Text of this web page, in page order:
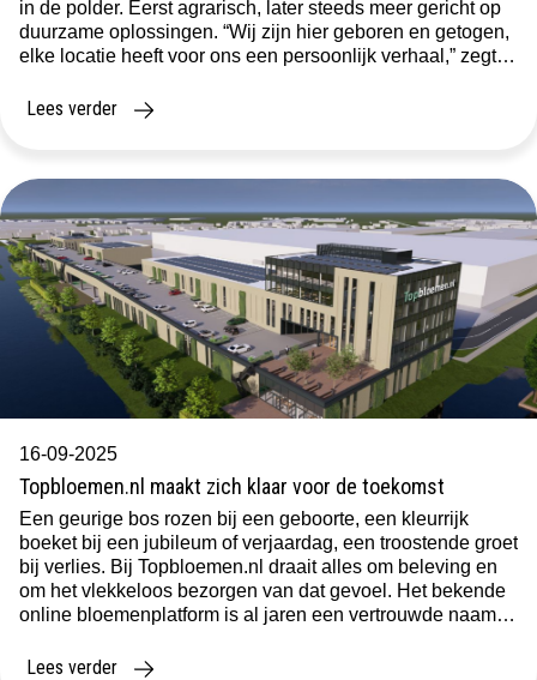
in de polder. Eerst agrarisch, later steeds meer gericht op
duurzame oplossingen. “Wij zijn hier geboren en getogen,
elke locatie heeft voor ons een persoonlijk verhaal,” zegt
familiebedrijf verder kijkt dan […]
Lees verder
16-09-2025
Topbloemen.nl maakt zich klaar voor de toekomst
Een geurige bos rozen bij een geboorte, een kleurrijk
boeket bij een jubileum of verjaardag, een troostende groet
bij verlies. Bij Topbloemen.nl draait alles om beleving en
om het vlekkeloos bezorgen van dat gevoel. Het bekende
online bloemenplatform is al jaren een vertrouwde naam in
gevestigd […]
Lees verder